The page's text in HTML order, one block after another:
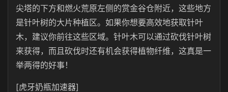
尖塔的下方和燃火荒原左侧的赏金谷仓附近，这些地方
是针叶树的大片种植区。如果你想要高效地获取针叶
木，建议你前往这些区域。针叶木可以通过砍伐针叶树
来获得，而且砍伐时还有机会获得植物纤维，这真是一
举两得的好事！
[虎牙奶瓶加速器]